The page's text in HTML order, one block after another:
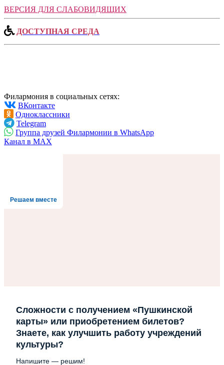
ВЕРСИЯ ДЛЯ СЛАБОВИДЯЩИХ
ДОСТУПНАЯ СРЕДА
Филармония в социальных сетях:
ВКонтакте
Одноклассники
Telegram
Группа друзей Филармонии в WhatsApp
Канал в MAX
Решаем вместе
Сложности с получением «Пушкинской
карты» или приобретением билетов?
Знаете, как улучшить работу учреждений
культуры?
Напишите — решим!